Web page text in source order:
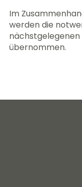
Im
werden die
übernommen.